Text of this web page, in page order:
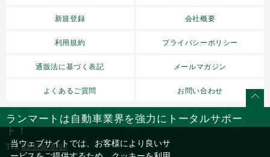
新規登録 会社概要
利用規約 プライバシーポリシー
通販法に基づく表記 メールマガジン
よくあるご質問 お問い合わせ
ランマートは自動車業界を強力にトータルサポー
ト！
TEL03-5766-6700
当ウェブサイトでは、お客様により良いサ